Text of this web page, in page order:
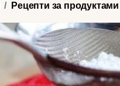
Рецепти за продуктами